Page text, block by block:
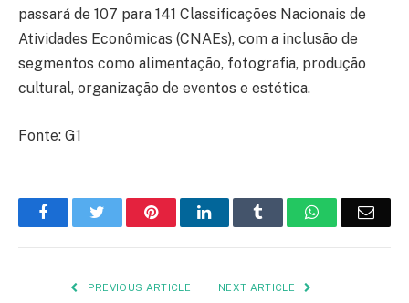
passará de 107 para 141 Classificações Nacionais de
Atividades Econômicas (CNAEs), com a inclusão de
segmentos como alimentação, fotografia, produção
cultural, organização de eventos e estética.
Fonte: G1
FacebookTwitter PinterestLinkedIn Tumblr WhatsApp
PREVIOUS ARTICLE NEXT ARTICLE